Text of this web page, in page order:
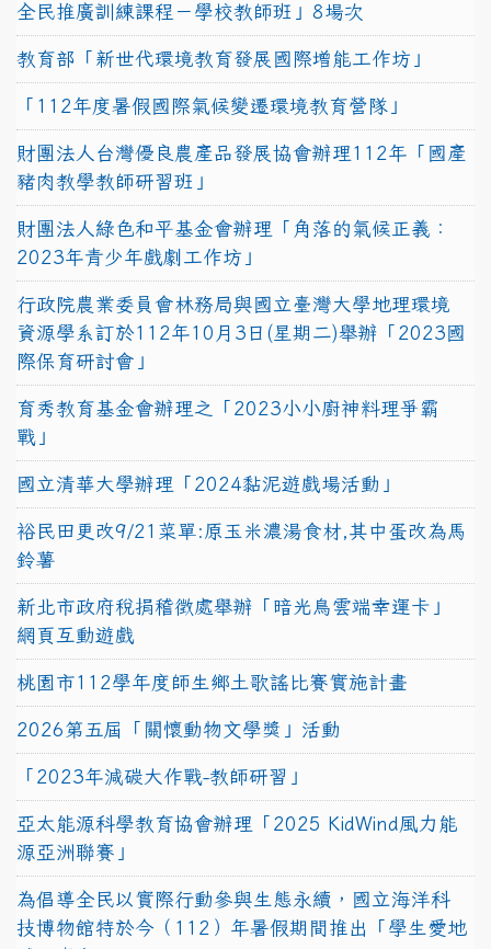
全民推廣訓練課程－學校教師班」8場次
教育部「新世代環境教育發展國際增能工作坊」
「112年度暑假國際氣候變遷環境教育營隊」
財團法人台灣優良農產品發展協會辦理112年「國產
豬肉教學教師研習班」
財團法人綠色和平基金會辦理「角落的氣候正義：
2023年青少年戲劇工作坊」
行政院農業委員會林務局與國立臺灣大學地理環境
資源學系訂於112年10月3日(星期二)舉辦「2023國
際保育研討會」
育秀教育基金會辦理之「2023小小廚神料理爭霸
戰」
國立清華大學辦理「2024黏泥遊戲場活動」
裕民田更改9/21菜單:原玉米濃湯食材,其中蛋改為馬
鈴薯
新北市政府稅捐稽徵處舉辦「暗光鳥雲端幸運卡」
網頁互動遊戲
桃園市112學年度師生鄉土歌謠比賽實施計畫
2026第五屆「關懷動物文學獎」活動
「2023年減碳大作戰-教師研習」
亞太能源科學教育協會辦理「2025 KidWind風力能
源亞洲聯賽」
為倡導全民以實際行動參與生態永續，國立海洋科
技博物館特於今（112）年暑假期間推出「學生愛地